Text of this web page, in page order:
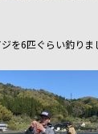
を6匹ぐらい釣りま